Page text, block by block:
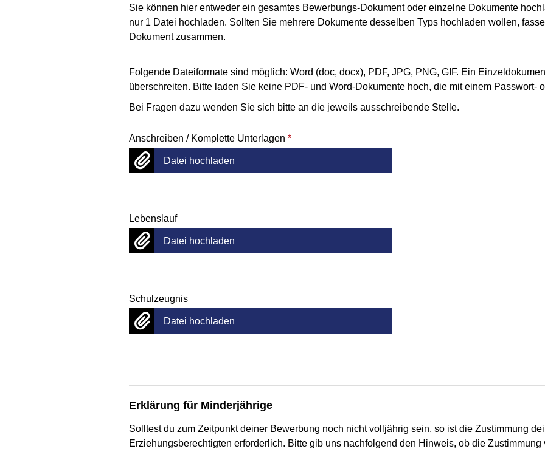
Sie können hier entweder ein gesamtes Bewerbungs-Dokument oder einzelne Dokumente
nur 1 Datei hochladen. Sollten Sie mehrere Dokumente desselben Typs hochladen wollen,
Dokument zusammen.
Folgende Dateiformate sind möglich: Word (doc, docx), PDF, JPG, PNG, GIF. Ein
überschreiten. Bitte laden Sie keine PDF- und Word-Dokumente hoch, die mit einem Passwort-
Bei Fragen dazu wenden Sie sich bitte an die jeweils ausschreibende Stelle.
Anschreiben / Komplette Unterlagen *
Datei hochladen
Lebenslauf
Datei hochladen
Schulzeugnis
Datei hochladen
Erklärung für Minderjährige
Solltest du zum Zeitpunkt deiner Bewerbung noch nicht volljährig sein, so ist die Zustimmung
Erziehungsberechtigten erforderlich. Bitte gib uns nachfolgend den Hinweis, ob die Zustimmung